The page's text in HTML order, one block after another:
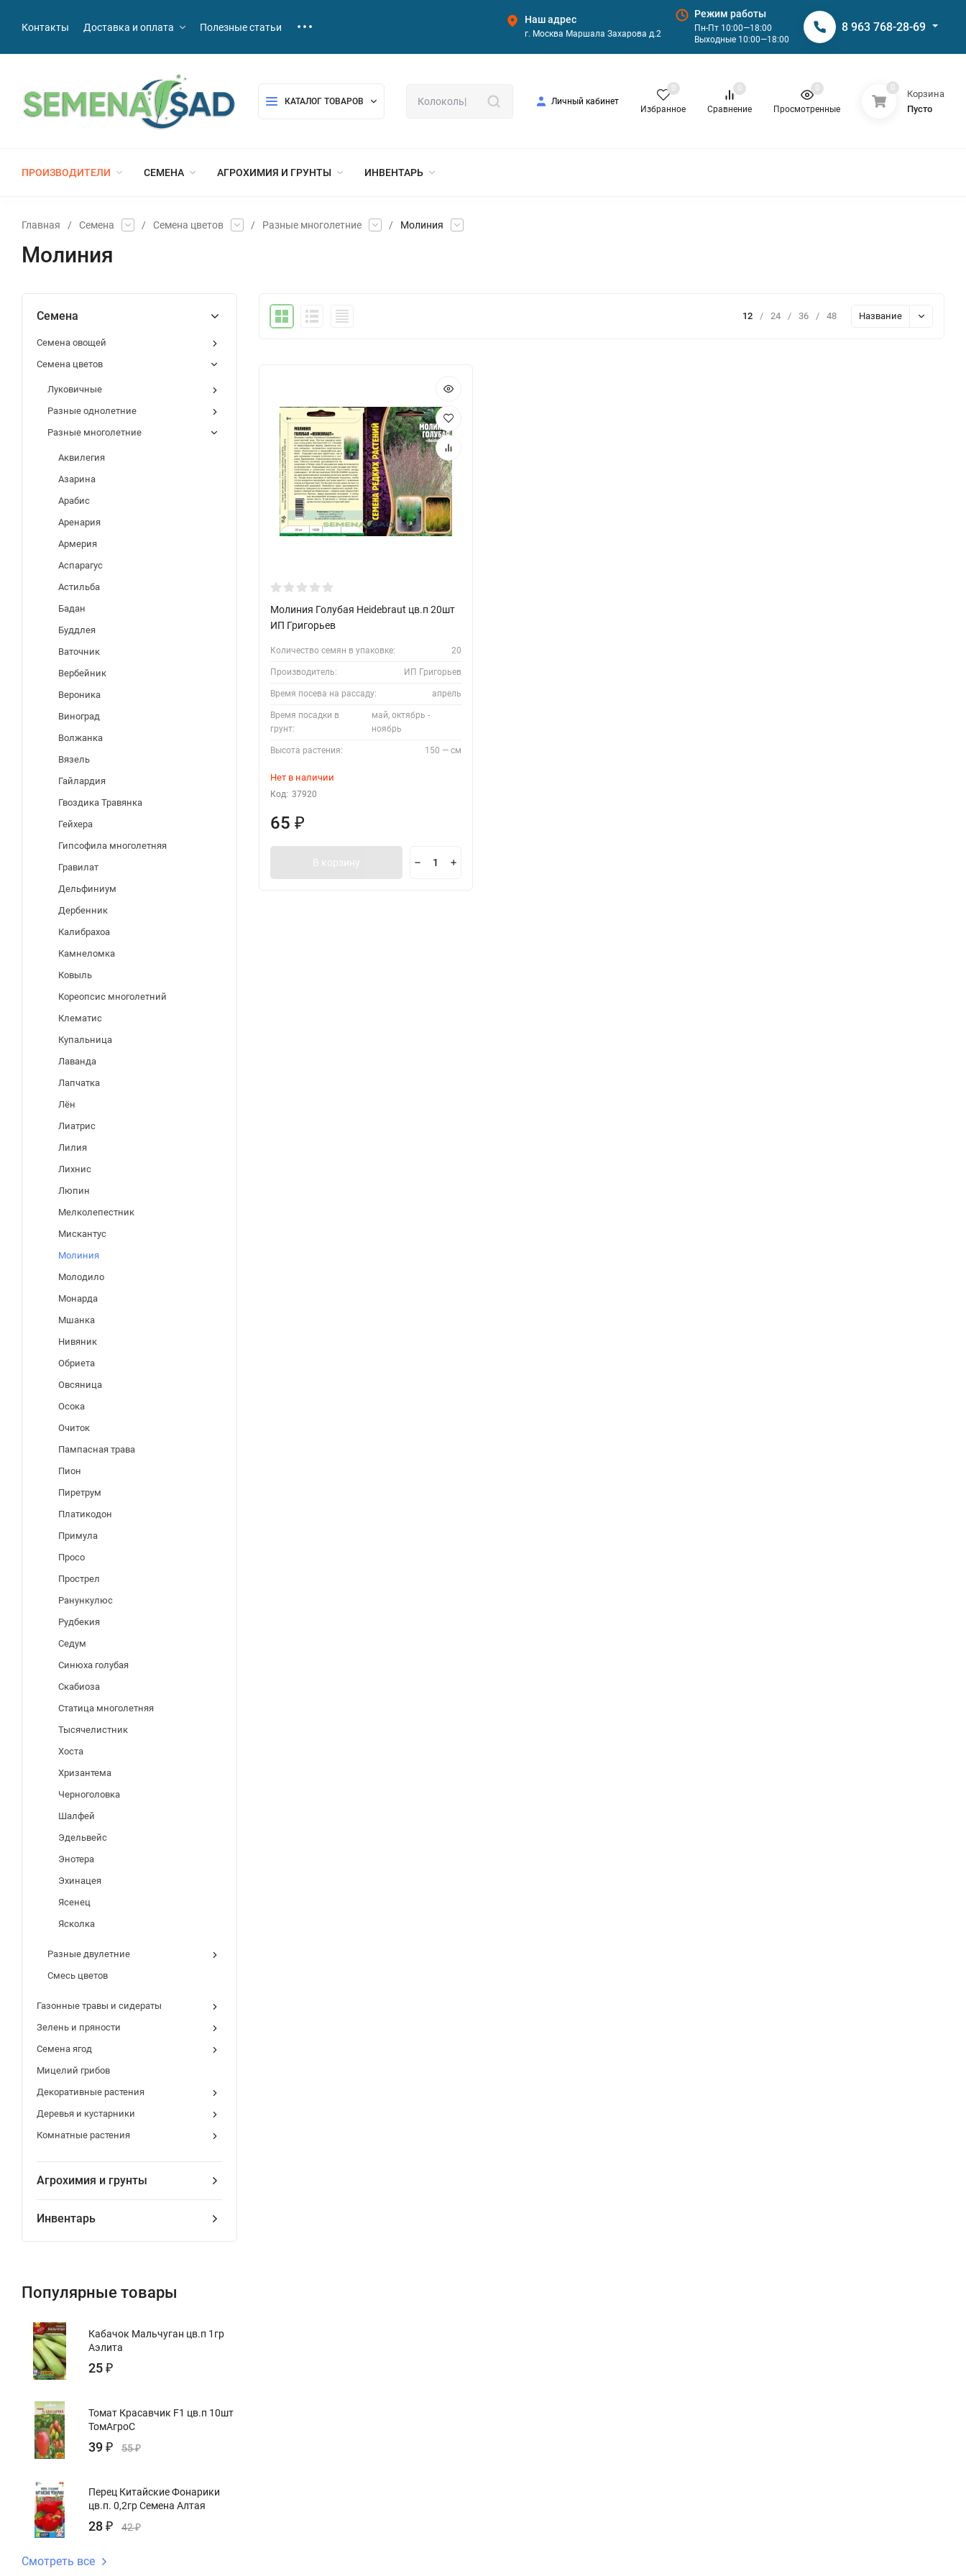
Контакты Доставка и оплата Полезные статьи
Наш адрес
г. Москва Маршала Захарова д.2
Режим работы
Пн-Пт 10:00—18:00
Выходные 10:00—18:00
8 963 768-28-69
КАТАЛОГ ТОВАРОВ
Личный кабинет
Избранное
0
Сравнение
0
Просмотренные
0 0
Корзина
Пусто
ПРОИЗВОДИТЕЛИ СЕМЕНА АГРОХИМИЯ И ГРУНТЫ ИНВЕНТАРЬ
Главная / Семена / Семена цветов / Разные многолетние / Молиния
Молиния
Семена
Семена овощей
Семена цветов
Луковичные
Разные однолетние
Разные многолетние
Аквилегия
Азарина
Арабис
Аренария
Армерия
Аспарагус
Астильба
Бадан
Буддлея
Ваточник
Вербейник
Вероника
Виноград
Волжанка
Вязель
Гайлардия
Гвоздика Травянка
Гейхера
Гипсофила многолетняя
Гравилат
Дельфиниум
Дербенник
Калибрахоа
Камнеломка
Ковыль
Кореопсис многолетний
Клематис
Купальница
Лаванда
Лапчатка
Лён
Лиатрис
Лилия
Лихнис
Люпин
Мелколепестник
Мискантус
Молиния
Молодило
Монарда
Мшанка
Нивяник
Обриета
Овсяница
Осока
Очиток
Пампасная трава
Пион
Пиретрум
Платикодон
Примула
Просо
Прострел
Ранункулюс
Рудбекия
Седум
Синюха голубая
Скабиоза
Статица многолетняя
Тысячелистник
Хоста
Хризантема
Черноголовка
Шалфей
Эдельвейс
Энотера
Эхинацея
Ясенец
Ясколка
Разные двулетние
Смесь цветов
Газонные травы и сидераты
Зелень и пряности
Семена ягод
Мицелий грибов
Декоративные растения
Деревья и кустарники
Комнатные растения
Агрохимия и грунты
Инвентарь
Популярные товары
Кабачок Мальчуган цв.п 1гр
Аэлита
25₽
Томат Красавчик F1 цв.п 10шт
ТомАгроС
39₽ 55₽
Перец Китайские Фонарики
цв.п. 0,2гр Семена Алтая
28₽ 42₽
Смотреть все
12 / 24 / 36 / 48 Название
Молиния Голубая Heidebraut цв.п 20шт
ИП Григорьев
Количество семян в упаковке: 20
Производитель: ИП Григорьев
Время посева на рассаду: апрель
Время посадки в
грунт:
май, октябрь -
ноябрь
Высота растения: 150 — см
Нет в наличии
Код: 37920
65 ₽
В корзину